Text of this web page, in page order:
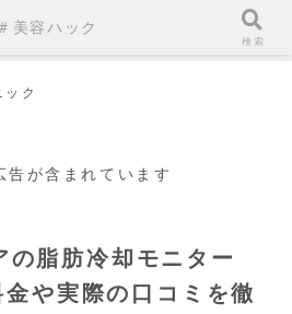
ック
が含まれています
の脂肪冷却モニター
や実際の口コミを徹
＃美容ハック
検索